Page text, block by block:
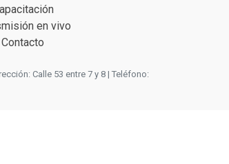
en vivo
Contacto
Calle 53 entre 7 y 8 | Teléfono: